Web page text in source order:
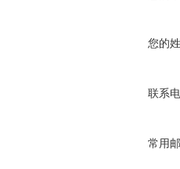
您的
联系
常用